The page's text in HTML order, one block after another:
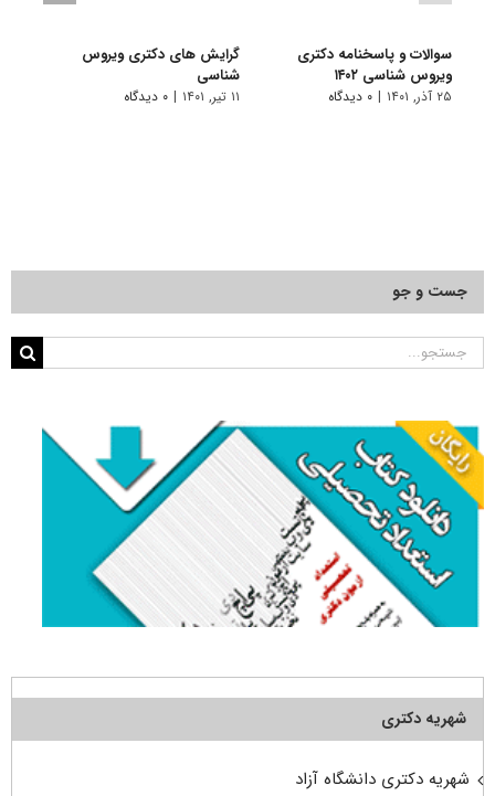
سوالات و پاسخنامه دکتری
ویروس شناسی ۱۴۰۲
۲۵ آذر, ۱۴۰۱ | ۰ دیدگاه
گرایش های دکتری وﻳﺮوس
ﺷﻨﺎسی
۱۱ تیر, ۱۴۰۱ | ۰ دیدگاه
جست و جو
جستجو
شهریه دکتری
شهریه دکتری دانشگاه آزاد